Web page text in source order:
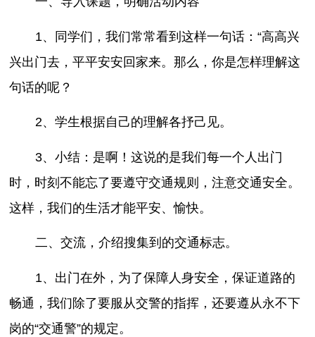
1、同学们，我们常常看到这样一句话：“高高兴
兴出门去，平平安安回家来。那么，你是怎样理解这
句话的呢？
2、学生根据自己的理解各抒己见。
3、小结：是啊！这说的是我们每一个人出门
时，时刻不能忘了要遵守交通规则，注意交通安全。
这样，我们的生活才能平安、愉快。
二、交流，介绍搜集到的交通标志。
1、出门在外，为了保障人身安全，保证道路的
畅通，我们除了要服从交警的指挥，还要遵从永不下
岗的“交通警”的规定。